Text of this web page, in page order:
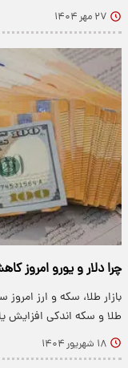
۲۷ مهر ۱۴۰۴
چرا دلار و یورو امروز
طلا و سکه اندکی افزایش
۱۸ شهریور ۱۴۰۴